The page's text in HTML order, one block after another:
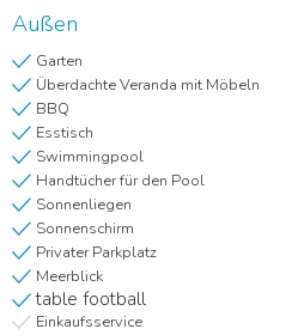
Außen
Garten
Überdachte Veranda mit Möbeln
BBQ
Esstisch
Swimmingpool
Handtücher für den Pool
Sonnenliegen
Sonnenschirm
Privater Parkplatz
Meerblick
table football
Einkaufsservice